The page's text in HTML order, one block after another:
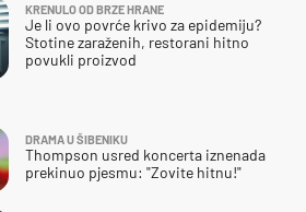
KRENULO OD BRZE HRANE
Je li ovo povrće krivo za epidemiju?
Stotine zaraženih, restorani hitno
povukli proizvod
DRAMA U ŠIBENIKU
Thompson usred koncerta iznenada
prekinuo pjesmu: "Zovite hitnu!"